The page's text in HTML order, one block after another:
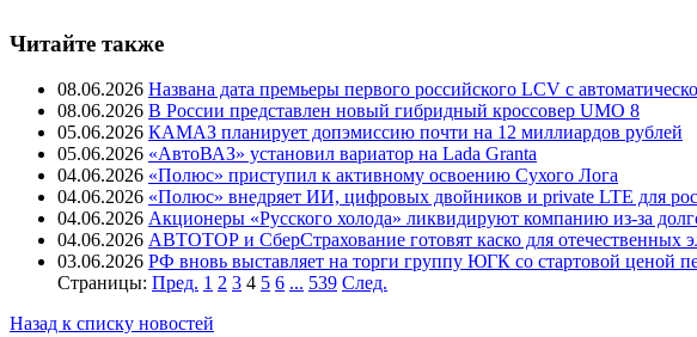
Читайте также
08.06.2026 Названа дата премьеры первого российского LCV с
08.06.2026 В России представлен новый гибридный кроссовер UMO 8
05.06.2026 КАМАЗ планирует допэмиссию почти на 12 миллиардов рублей
05.06.2026 «АвтоВАЗ» установил вариатор на Lada Granta
04.06.2026 «Полюс» приступил к активному освоению Cухого Лога
04.06.2026 «Полюс» внедряет ИИ, цифровых двойников и private LTE для
04.06.2026 Акционеры «Русского холода» ликвидируют компанию из-за
04.06.2026 АВТОТОР и СберСтрахование готовят каско для отечественных
03.06.2026 РФ вновь выставляет на торги группу ЮГК со стартовой ценой
Страницы: Пред. 1 2 3 4 5 6 ... 539 След.
Назад к списку новостей